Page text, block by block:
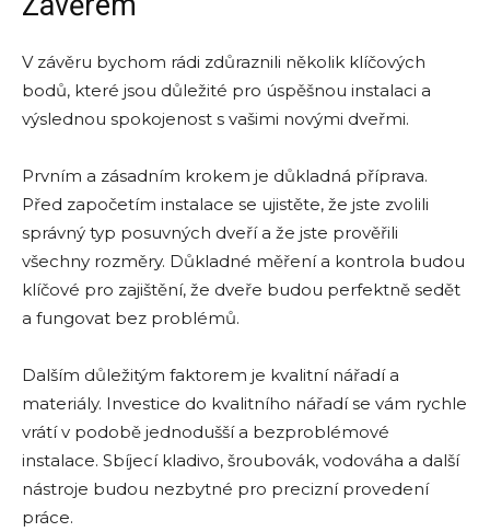
V závěru bychom rádi zdůraznili několik klíčových
bodů, které jsou důležité pro úspěšnou instalaci a
výslednou spokojenost s vašimi novými dveřmi.
Prvním a zásadním krokem je důkladná příprava.
Před započetím instalace se ujistěte, že jste zvolili
správný typ posuvných dveří a že jste prověřili
všechny rozměry. Důkladné měření a kontrola budou
klíčové pro zajištění, že dveře budou perfektně sedět
a fungovat bez problémů.
Dalším důležitým faktorem je kvalitní nářadí a
materiály. Investice do kvalitního nářadí se vám rychle
vrátí v podobě jednodušší a bezproblémové
instalace. Sbíjecí kladivo, šroubovák, vodováha a další
nástroje budou nezbytné pro precizní provedení
práce.